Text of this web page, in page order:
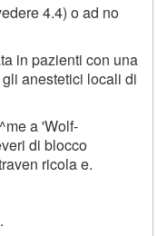
4.4) o ad no
in pazienti con una
anestetici locali di
a 'Wolf-
di blocco
ricola e.